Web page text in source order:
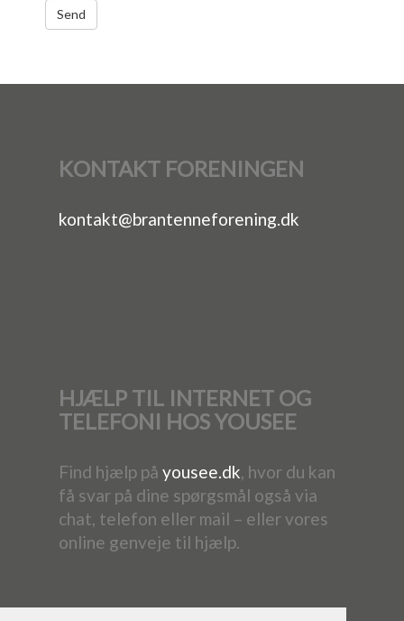
KONTAKT FORENINGEN
kontakt@brantenneforening.dk
HJÆLP TIL INTERNET OG
TELEFONI HOS YOUSEE
Find hjælp på yousee.dk, hvor du kan
få svar på dine spørgsmål også via
chat, telefon eller mail – eller vores
online genveje til hjælp.